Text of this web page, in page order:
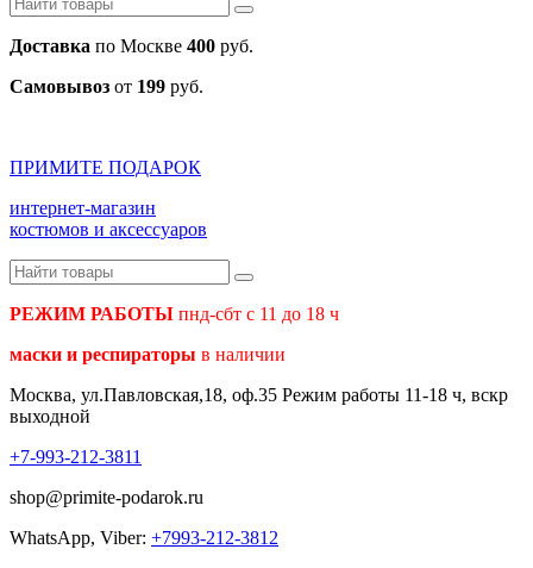
Доставка по Москве 400 руб.
Самовывоз от 199 руб.
ПРИМИТЕ ПОДАРОК
интернет-магазин
костюмов и аксессуаров
РЕЖИМ РАБОТЫ пнд-сбт с 11 до 18 ч
маски и респираторы в наличии
Москва, ул.Павловская,18, оф.35 Режим работы 11-18 ч, вскр
выходной
+7-993-212-3811
shop@primite-podarok.ru
WhatsApp, Viber: +7993-212-3812